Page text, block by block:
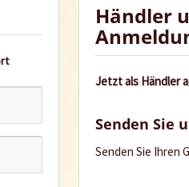
Händler
Jetzt als Händler
Senden Sie
Senden Sie Ihren